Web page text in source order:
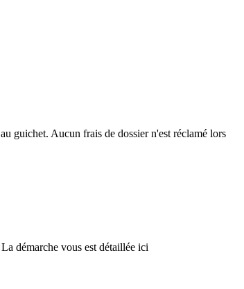
guichet. Aucun frais de dossier n'est réclamé lors
démarche vous est détaillée ici